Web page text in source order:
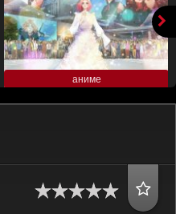
аниме